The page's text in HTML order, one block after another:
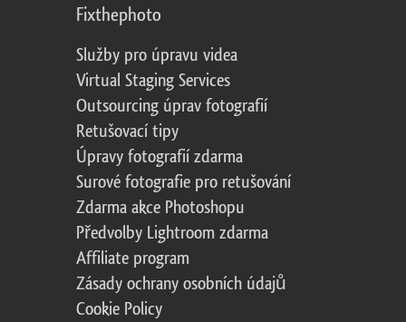
Fixthephoto
Služby pro úpravu videa
Virtual Staging Services
Outsourcing úprav fotografií
Retušovací tipy
Úpravy fotografií zdarma
Surové fotografie pro retušování
Zdarma akce Photoshopu
Předvolby Lightroom zdarma
Affiliate program
Zásady ochrany osobních údajů
Cookie Policy